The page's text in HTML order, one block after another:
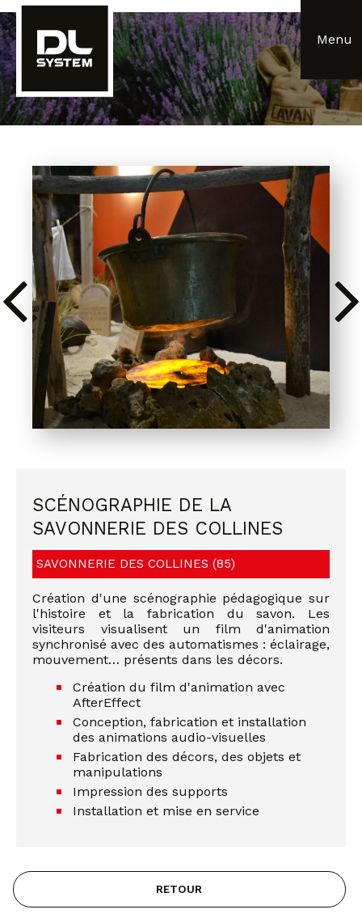
Menu
SCÉNOGRAPHIE DE LA
SAVONNERIE DES COLLINES
SAVONNERIE DES COLLINES (85)
Création d'une scénographie pédagogique sur
l'histoire et la fabrication du savon. Les
visiteurs visualisent un film d'animation
synchronisé avec des automatismes : éclairage,
mouvement… présents dans les décors.
Création du film d'animation avec
AfterEffect
Conception, fabrication et installation
des animations audio-visuelles
Fabrication des décors, des objets et
manipulations
Impression des supports
Installation et mise en service
RETOUR
Panneau de gestion des cookies